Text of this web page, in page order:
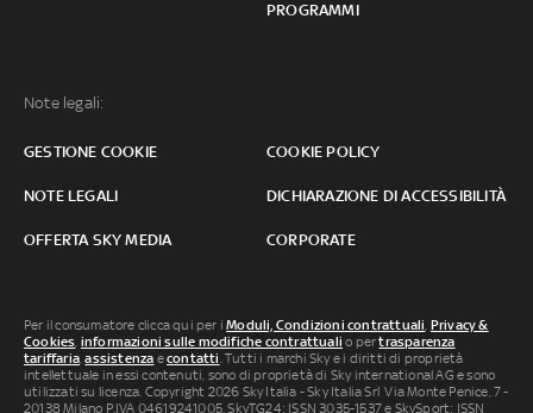
PROGRAMMI
Note legali:
GESTIONE COOKIE COOKIE POLICY
NOTE LEGALI DICHIARAZIONE DI ACCESSIBILITÀ
OFFERTA SKY MEDIA CORPORATE
Per il consumatore clicca qui per iModuli, Condizioni contrattuali, Privacy &
Cookies, informazioni sulle modifiche contrattuali o pertrasparenza
tariffaria,assistenza econtatti. Tutti i marchi Sky e i diritti di proprietà
intellettuale in essi contenuti, sono di proprietà di Sky international AG e sono
utilizzati su licenza. Copyright 2026 Sky Italia - Sky Italia Srl Via Monte Penice, 7 -
20138 Milano P.IVA 04619241005. SkyTG24: ISSN 3035-1537 e SkySport: ISSN